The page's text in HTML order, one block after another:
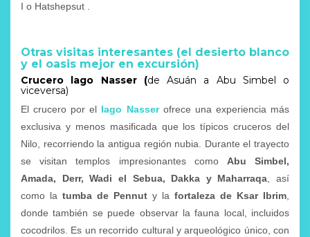
I o Hatshepsut .
Otras visitas interesantes (el desierto blanco
y el oasis mejor en excursión)
Crucero lago Nasser (de Asuán a Abu Simbel o
viceversa)
El crucero por el lago Nasserofrece una experiencia más
exclusiva y menos masificada que los típicos cruceros del
Nilo, recorriendo la antigua región nubia. Durante el trayecto
se visitan templos impresionantes como Abu Simbel,
Amada, Derr, Wadi el Sebua, Dakka y Maharraqa, así
como la tumba de Pennut y la fortaleza de Ksar Ibrim,
donde también se puede observar la fauna local, incluidos
cocodrilos. Es un recorrido cultural y arqueológico único, con